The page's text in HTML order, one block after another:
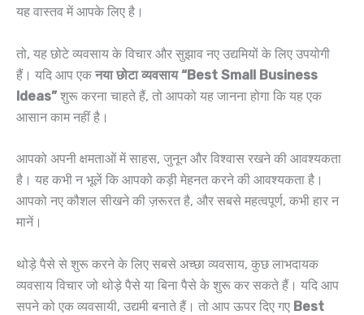
यह वास्तव में आपके लिए है।
तो, यह छोटे व्यवसाय के विचार और सुझाव नए उद्यमियों के लिए उपयोगी
हैं। यदि आप एक नया छोटा व्यवसाय “Best Small Business
Ideas” शुरू करना चाहते हैं, तो आपको यह जानना होगा कि यह एक
आसान काम नहीं है।
आपको अपनी क्षमताओं में साहस, जुनून और विश्वास रखने की आवश्यकता
है। यह कभी न भूलें कि आपको कड़ी मेहनत करने की आवश्यकता है।
आपको नए कौशल सीखने की ज़रूरत है, और सबसे महत्वपूर्ण, कभी हार न
मानें।
थोड़े पैसे से शुरू करने के लिए सबसे अच्छा व्यवसाय, कुछ लाभदायक
व्यवसाय विचार जो थोड़े पैसे या बिना पैसे के शुरू कर सकते हैं। यदि आप
सपने को एक व्यवसायी, उद्यमी बनाते हैं। तो आप ऊपर दिए गए Best